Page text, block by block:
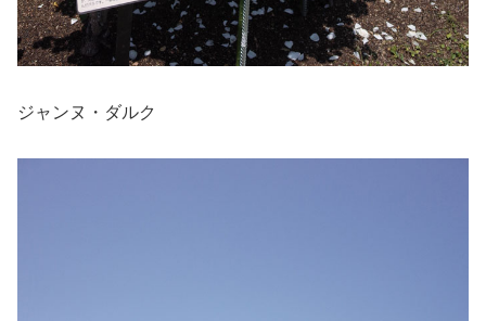
ジャンヌ・ダルク